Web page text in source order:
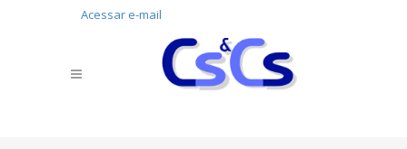
Acessar e-mail